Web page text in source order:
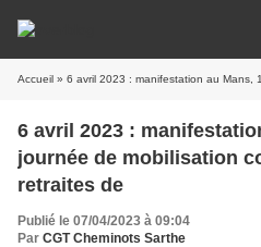
Accueil » 6 avril 2023 : manifestation au Mans, 11eme
6 avril 2023 :
journée de mobilisation
retraites de
Publié le 07/04/2023 à 09:04
Par CGT Cheminots Sarthe